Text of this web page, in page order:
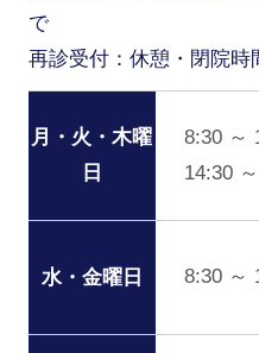
で
再診受付：休憩・閉院時
月・火・木曜
日
8:30 ～
14:30
水・金曜日 8:30 ～